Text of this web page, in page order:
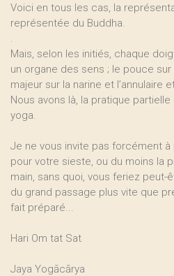
Voici en tous les cas, la
représentée du Buddha.
.
Mais, selon les initiés, chaque
un organe des sens ; le pouce sur
majeur sur la narine et l’annulaire
Nous avons là, la pratique partielle
yoga.
Je ne vous invite pas forcément
pour votre sieste, ou du moins la
main, sans quoi, vous feriez peut-
du grand passage plus vite que
fait préparé...
Hari Om tat Sat
Jaya Yogācārya